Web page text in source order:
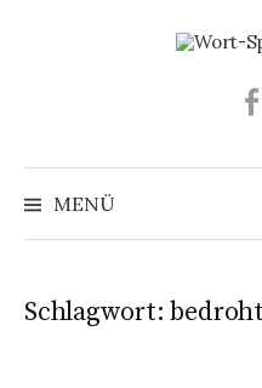
MENÜ
Schlagwort: